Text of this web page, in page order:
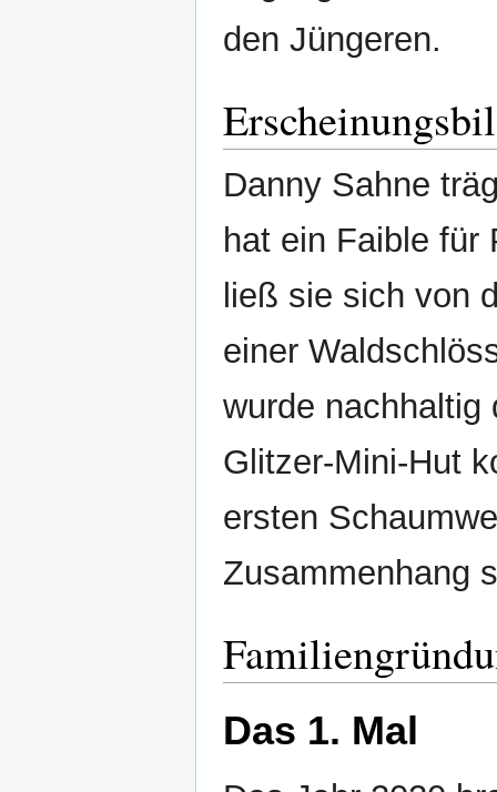
den Jüngeren.
Danny Sahne
hat ein Faible für
ließ sie sich von
einer
wurde nachhaltig
Glitzer-Mini-Hut
ersten
Zusammenhang
Das 1. Mal